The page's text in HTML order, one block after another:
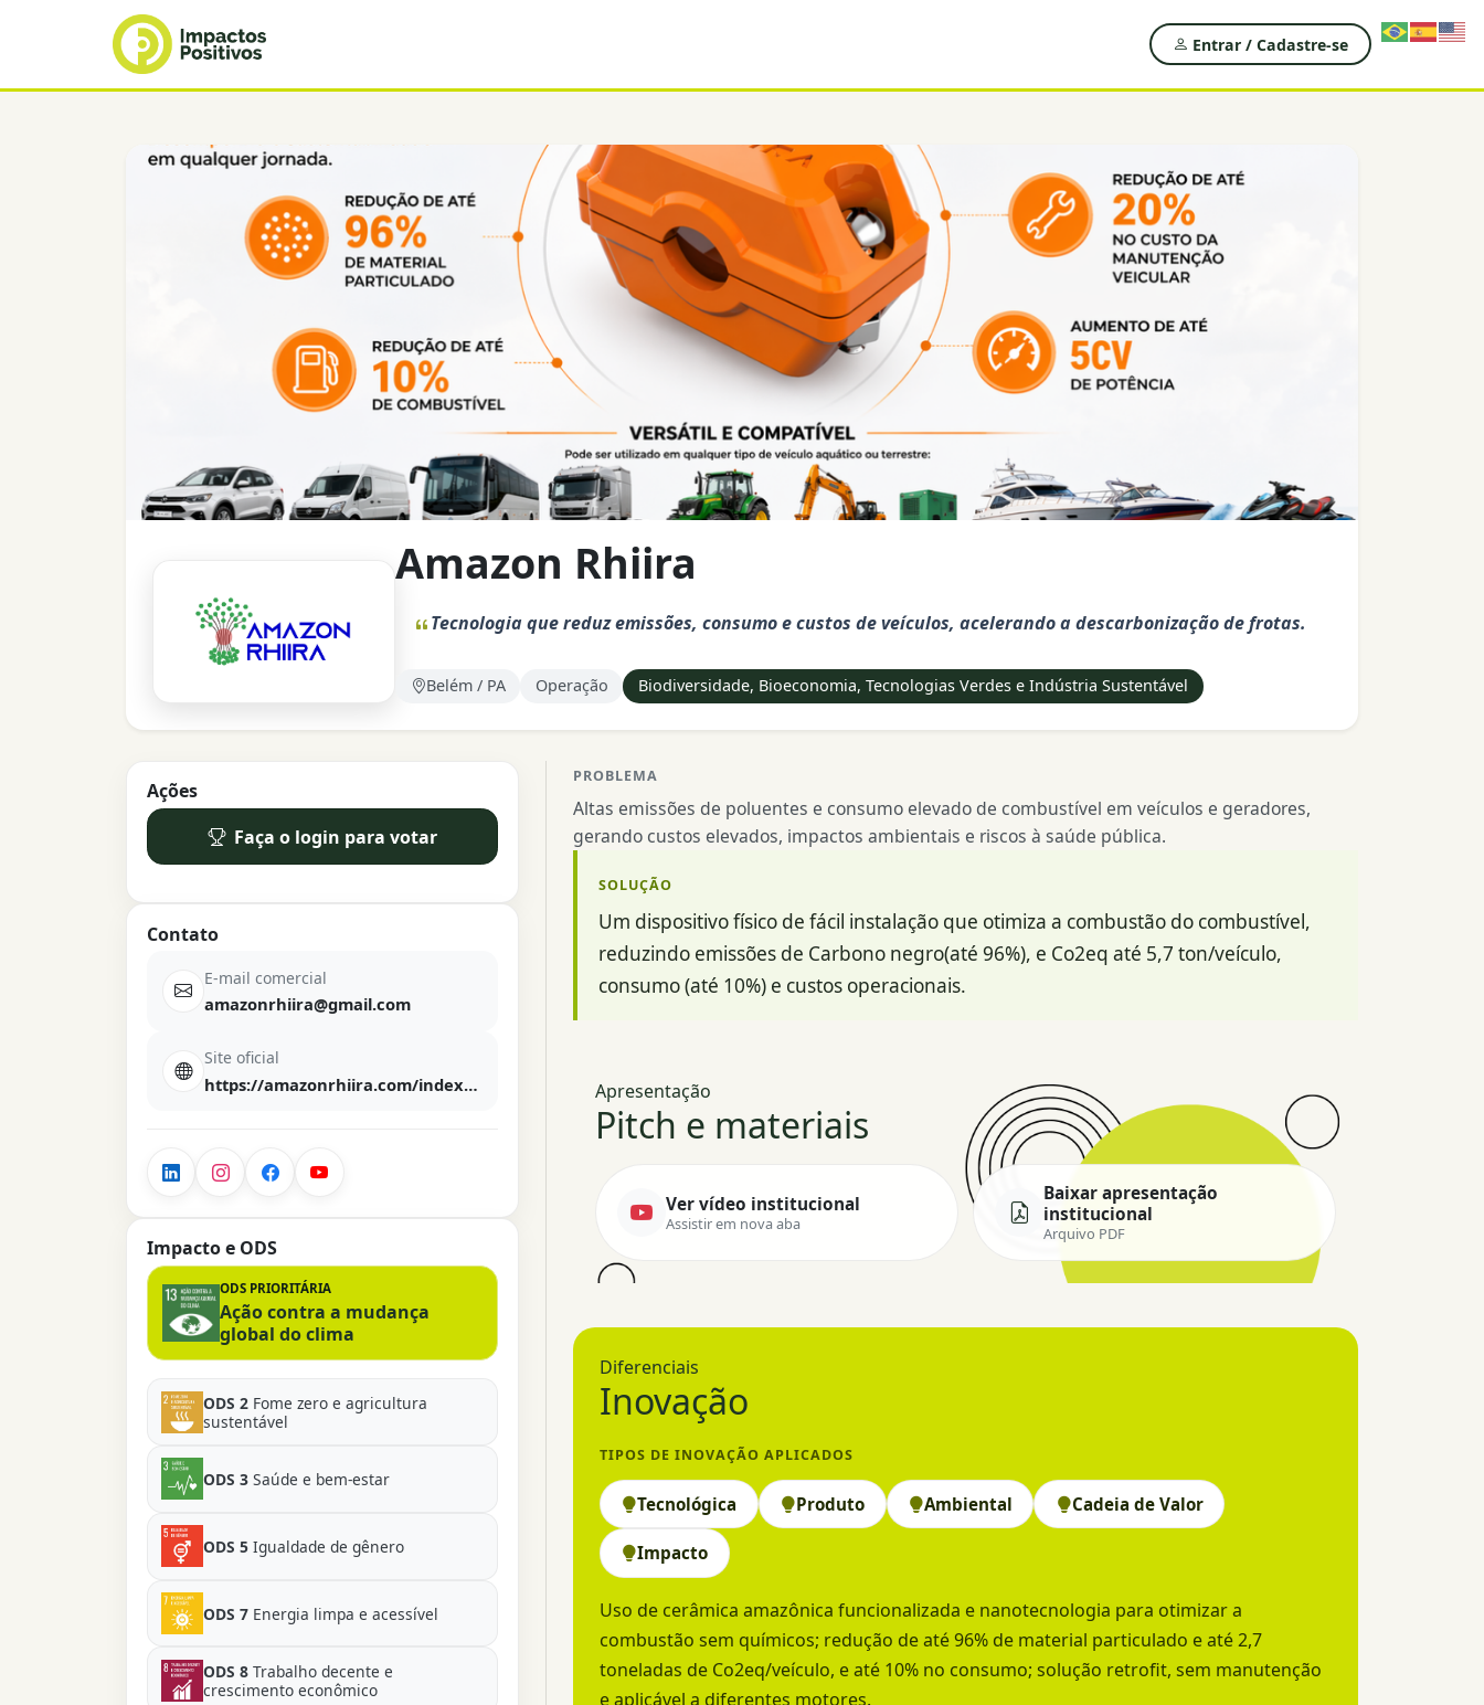
Entrar / Cadastre-se
Amazon Rhiira
Tecnologia que reduz emissões, consumo e custos de veículos, acelerando a descarbonização de frotas.
Belém / PA Operação Biodiversidade, Bioeconomia, Tecnologias Verdes e Indústria Sustentável
Ações
Faça o login para votar
Contato
E-mail comercial
amazonrhiira@gmail.com
Site oficial
https://amazonrhiira.com/index.html
Impacto e ODS
ODS PRIORITÁRIA
Ação contra a mudança
global do clima
ODS 2Fome zero e agricultura
sustentável
ODS 3Saúde e bem-estar
ODS 5Igualdade de gênero
ODS 7Energia limpa e acessível
ODS 8Trabalho decente e
crescimento econômico
PROBLEMA
Altas emissões de poluentes e consumo elevado de combustível em veículos e geradores,
gerando custos elevados, impactos ambientais e riscos à saúde pública.
SOLUÇÃO
Um dispositivo físico de fácil instalação que otimiza a combustão do combustível,
reduzindo emissões de Carbono negro(até 96%), e Co2eq até 5,7 ton/veículo,
consumo (até 10%) e custos operacionais.
Apresentação
Pitch e materiais
Ver vídeo institucional
Assistir em nova aba
Baixar apresentação
institucional
Arquivo PDF
Diferenciais
Inovação
TIPOS DE INOVAÇÃO APLICADOS
Tecnológica Produto Ambiental Cadeia de Valor
Impacto
Uso de cerâmica amazônica funcionalizada e nanotecnologia para otimizar a
combustão sem químicos; redução de até 96% de material particulado e até 2,7
toneladas de Co2eq/veículo, e até 10% no consumo; solução retrofit, sem manutenção
e aplicável a diferentes motores.